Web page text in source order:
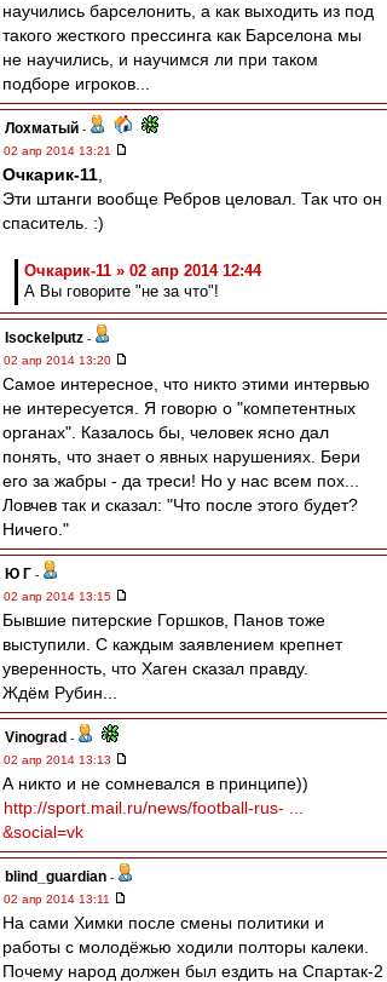
научились барселонить, а как выходить из под
такого жесткого прессинга как Барселона мы
не научились, и научимся ли при таком
подборе игроков...
Лохматый -
02 апр 2014 13:21
Очкарик-11
Эти штанги вообще Ребров целовал. Так что он
спаситель. :)
Очкарик-11 » 02 апр 2014 12:44
А Вы говорите "не за что"!
Isockelputz -
02 апр 2014 13:20
Самое интересное, что никто этими интервью
не интересуется. Я говорю о "компетентных
органах". Казалось бы, человек ясно дал
понять, что знает о явных нарушениях. Бери
его за жабры - да треси! Но у нас всем пох...
Ловчев так и сказал: "Что после этого будет?
Ничего."
Ю Г -
02 апр 2014 13:15
Бывшие питерские Горшков, Панов тоже
выступили. С каждым заявлением крепнет
уверенность, что Хаген сказал правду.
Ждём Рубин...
Vinograd -
02 апр 2014 13:13
А никто и не сомневался в принципе))
http://sport.mail.ru/news/football-rus- ...
&social=vk
blind_guardian -
02 апр 2014 13:11
На сами Химки после смены политики и
работы с молодёжью ходили полторы калеки.
Почему народ должен был ездить на Спартак-2